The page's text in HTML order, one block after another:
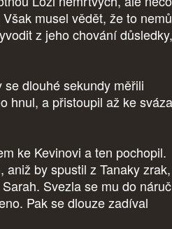
musel vědět, že to
z jeho chování
dlouhé sekundy měřili
hnul, a přistoupil až ke
ke Kevinovi a ten pochopil.
by spustil z Tanaky zrak,
Svezla se mu do
Pak se dlouze zadíval